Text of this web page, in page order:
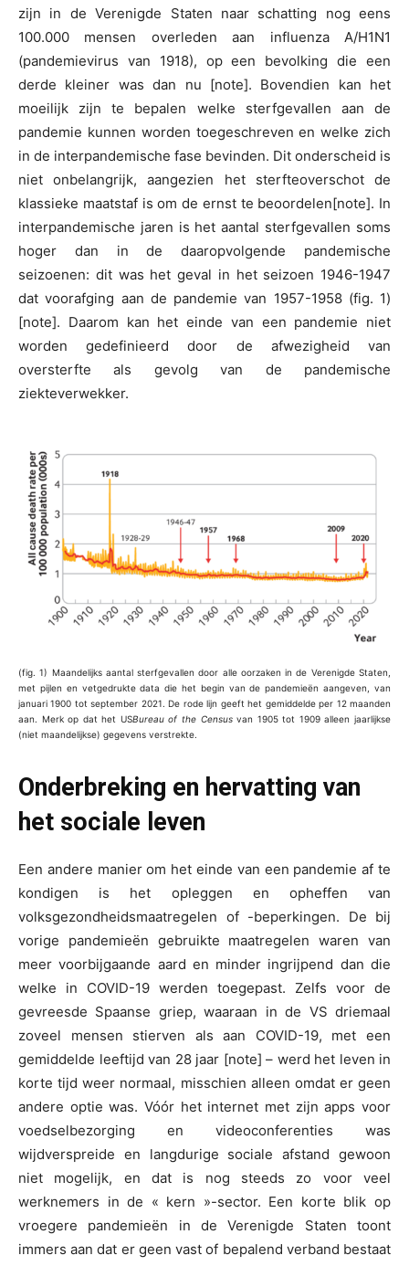
zijn in de Verenigde Staten naar schatting nog eens
100.000 mensen overleden aan influenza A/H1N1
(pandemievirus van 1918), op een bevolking die een
derde kleiner was dan nu [note]. Bovendien kan het
moeilijk zijn te bepalen welke sterfgevallen aan de
pandemie kunnen worden toegeschreven en welke zich
in de interpandemische fase bevinden. Dit onderscheid is
niet onbelangrijk, aangezien het sterfteoverschot de
klassieke maatstaf is om de ernst te beoordelen[note]. In
interpandemische jaren is het aantal sterfgevallen soms
hoger dan in de daaropvolgende pandemische
seizoenen: dit was het geval in het seizoen 1946-1947
dat voorafging aan de pandemie van 1957-1958 (fig. 1)
[note]. Daarom kan het einde van een pandemie niet
worden gedefinieerd door de afwezigheid van
oversterfte als gevolg van de pandemische
ziekteverwekker.
(fig. 1) Maandelijks aantal sterfgevallen door alle oorzaken in de Verenigde Staten,
met pijlen en vetgedrukte data die het begin van de pandemieën aangeven, van
januari 1900 tot september 2021. De rode lijn geeft het gemiddelde per 12 maanden
aan. Merk op dat het USBureau of the Censusvan 1905 tot 1909 alleen jaarlijkse
(niet maandelijkse) gegevens verstrekte.
Onderbreking en hervatting van
het sociale leven
Een andere manier om het einde van een pandemie af te
kondigen is het opleggen en opheffen van
volksgezondheidsmaatregelen of -beperkingen. De bij
vorige pandemieën gebruikte maatregelen waren van
meer voorbijgaande aard en minder ingrijpend dan die
welke in COVID-19 werden toegepast. Zelfs voor de
gevreesde Spaanse griep, waaraan in de VS driemaal
zoveel mensen stierven als aan COVID-19, met een
gemiddelde leeftijd van 28 jaar [note] – werd het leven in
korte tijd weer normaal, misschien alleen omdat er geen
andere optie was. Vóór het internet met zijn apps voor
voedselbezorging en videoconferenties was
wijdverspreide en langdurige sociale afstand gewoon
niet mogelijk, en dat is nog steeds zo voor veel
werknemers in de « kern »-sector. Een korte blik op
vroegere pandemieën in de Verenigde Staten toont
immers aan dat er geen vast of bepalend verband bestaat